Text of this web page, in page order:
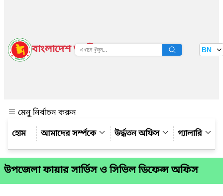
বাংলাদেশ জাতীয় তথ্য বাতায়ন BN
মেনু নির্বাচন করুন
আমাদের সর্ম্পকে
উর্দ্ধতন অফিস গ্যালারি
উপজেলা ফায়ার সার্ভিস ও সিভিল ডিফেন্স অফিস